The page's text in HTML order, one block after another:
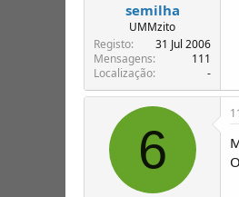
semilha
UMMzito
Registo
31 Jul 2006
Mensagens
111
Localização
-
6